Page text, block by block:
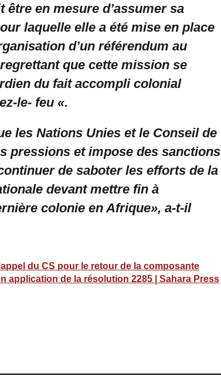
être en mesure d’assumer sa
laquelle elle a été mise en place
d’un référendum au
que cette mission se
du fait accompli colonial
le- feu «.
les Nations Unies et le Conseil de
pressions et impose des sanctions
de saboter les efforts de la
devant mettre fin à
colonie en Afrique», a-t-il
du CS pour le retour de la composante
application de la résolution 2285 | Sahara Press